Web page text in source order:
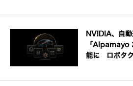
NVIDIA、自動
「Alpamayo
能に ロボタ